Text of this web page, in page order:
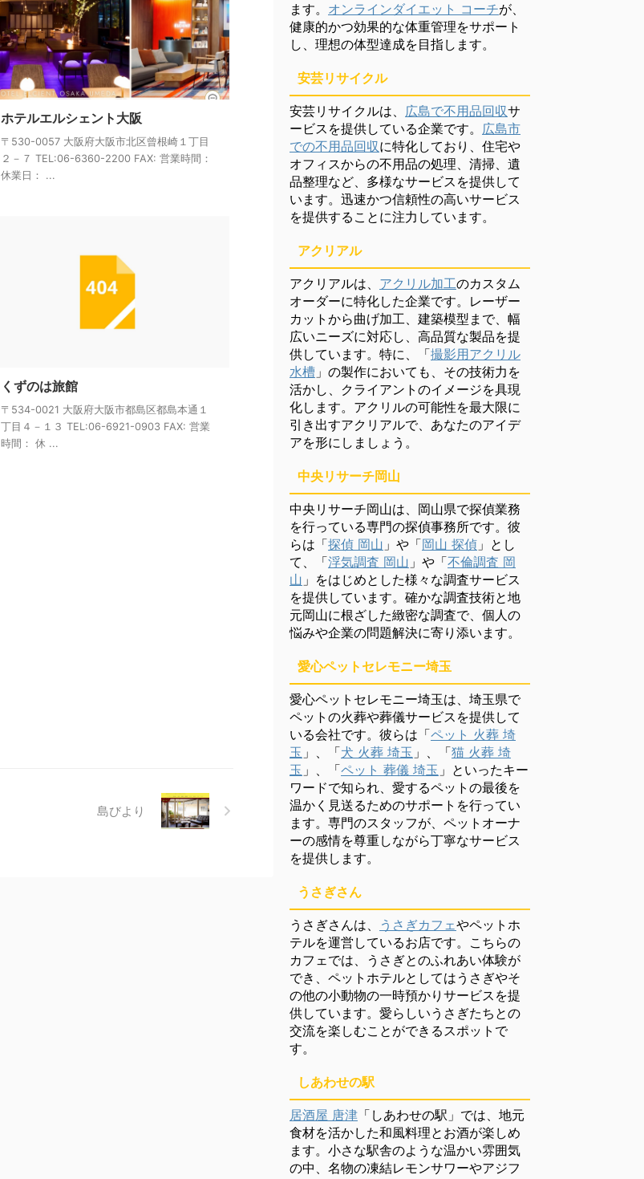
ホテルエルシェント大阪
〒530-0057 大阪府大阪市北区曾根崎１丁目
２－７ TEL:06-6360-2200 FAX: 営業時間：
休業日： ...
くずのは旅館
〒534-0021 大阪府大阪市都島区都島本通１
丁目４－１３ TEL:06-6921-0903 FAX: 営業
時間： 休 ...
島びより
ます。 オンラインダイエット コーチが、
健康的かつ効果的な体重管理をサポート
し、理想の体型達成を目指します。
安芸リサイクル
安芸リサイクルは、 広島で不用品回収サ
ービスを提供している企業です。 広島市
での不用品回収に特化しており、住宅や
オフィスからの不用品の処理、清掃、遺
品整理など、多様なサービスを提供して
います。迅速かつ信頼性の高いサービス
を提供することに注力しています。
アクリアル
アクリアルは、 アクリル加工のカスタム
オーダーに特化した企業です。レーザー
カットから曲げ加工、建築模型まで、幅
広いニーズに対応し、高品質な製品を提
供しています。特に、「撮影用アクリル
水槽 」の製作においても、その技術力を
活かし、クライアントのイメージを具現
化します。アクリルの可能性を最大限に
引き出すアクリアルで、あなたのアイデ
アを形にしましょう。
中央リサーチ岡山
中央リサーチ岡山は、岡山県で探偵業務
を行っている専門の探偵事務所です。彼
らは「探偵 岡山 」や「岡山 探偵 」とし
て、「浮気調査 岡山 」や「不倫調査 岡
山 」をはじめとした様々な調査サービス
を提供しています。確かな調査技術と地
元岡山に根ざした緻密な調査で、個人の
悩みや企業の問題解決に寄り添います。
愛心ペットセレモニー埼玉
愛心ペットセレモニー埼玉は、埼玉県で
ペットの火葬や葬儀サービスを提供して
いる会社です。彼らは「ペット 火葬 埼
玉 」、「犬 火葬 埼玉 」、「猫 火葬 埼
玉 」、「ペット 葬儀 埼玉 」といったキー
ワードで知られ、愛するペットの最後を
温かく見送るためのサポートを行ってい
ます。専門のスタッフが、ペットオーナ
ーの感情を尊重しながら丁寧なサービス
を提供します。
うさぎさん
うさぎさんは、 うさぎカフェやペットホ
テルを運営しているお店です。こちらの
カフェでは、うさぎとのふれあい体験が
でき、ペットホテルとしてはうさぎやそ
の他の小動物の一時預かりサービスを提
供しています。愛らしいうさぎたちとの
交流を楽しむことができるスポットで
す。
しあわせの駅
居酒屋 唐津 「しあわせの駅」では、地元
食材を活かした和風料理とお酒が楽しめ
ます。小さな駅舎のような温かい雰囲気
の中、名物の凍結レモンサワーやアジフ